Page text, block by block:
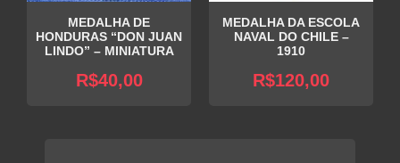
MEDALHA DE
HONDURAS “DON JUAN
LINDO” – MINIATURA
R$40,00
MEDALHA DA ESCOLA
NAVAL DO CHILE –
1910
R$120,00